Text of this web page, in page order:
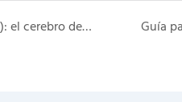
Sistema de gestión de baterías (BMS): el cerebro detrás de las baterías modernas